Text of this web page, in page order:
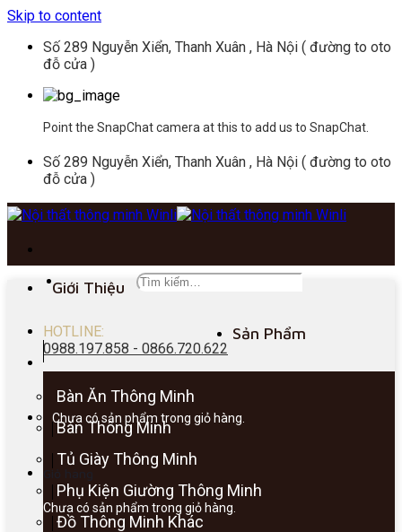
Skip to content
Số 289 Nguyễn Xiển, Thanh Xuân , Hà Nội ( đường to oto
đỗ cửa )
Point the SnapChat camera at this to add us to SnapChat.
Số 289 Nguyễn Xiển, Thanh Xuân , Hà Nội ( đường to oto
đỗ cửa )
HOTLINE:
0988.197.858 - 0866.720.622
Chưa có sản phẩm trong giỏ hàng.
Giỏ hàng
Chưa có sản phẩm trong giỏ hàng.
Giới Thiệu
Sản Phẩm
Bàn Ăn Thông Minh
Bàn Thông Minh
Tủ Giày Thông Minh
Phụ Kiện Giường Thông Minh
Đồ Thông Minh Khác